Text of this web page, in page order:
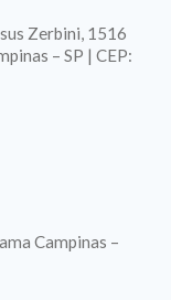
Zerbini, 1516
– SP | CEP:
Campinas –